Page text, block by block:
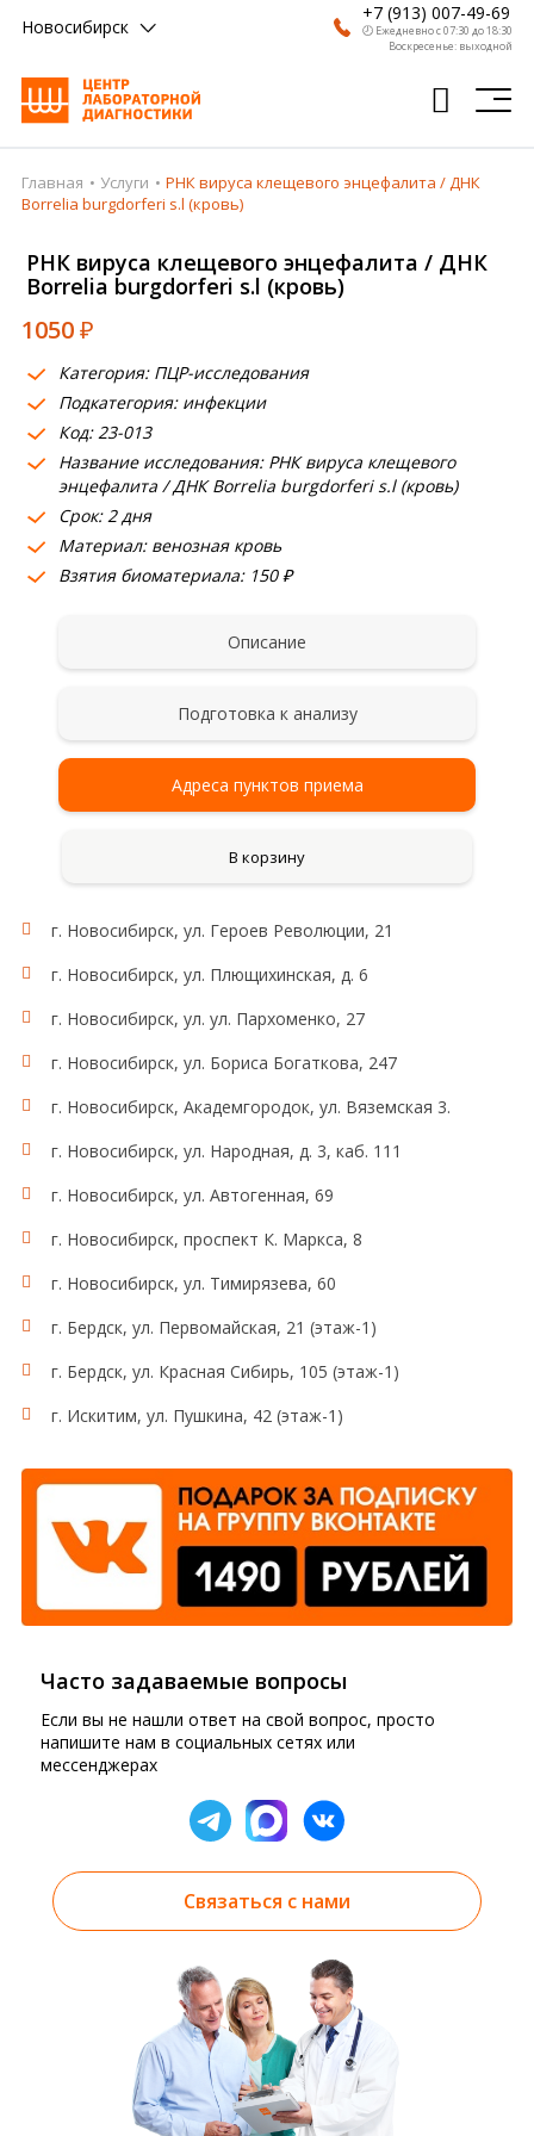
Новосибирск
+7 (913) 007-49-69
🕗 Ежедневно с 07:30 до 18:30
Воскресенье: выходной
Главная
Врачи
Получить результат
Пациентам
О компании
Где сдать
Партнерам
Главная Услуги
РНК вируса клещевого энцефалита / ДНК
Borrelia burgdorferi s.l (кровь)
РНК вируса клещевого энцефалита / ДНК
Borrelia burgdorferi s.l (кровь)
1050₽
Категория: ПЦР-исследования
Подкатегория: инфекции
Код: 23-013
Название исследования: РНК вируса клещевого
энцефалита / ДНК Borrelia burgdorferi s.l (кровь)
Срок: 2 дня
Материал: венозная кровь
Взятия биоматериала: 150 ₽
Описание
Подготовка к анализу
Адреса пунктов приема
В корзину
г. Новосибирск, ул. Героев Революции, 21
г. Новосибирск, ул. Плющихинская, д. 6
г. Новосибирск, ул. ул. Пархоменко, 27
г. Новосибирск, ул. Бориса Богаткова, 247
г. Новосибирск, Академгородок, ул. Вяземская 3.
г. Новосибирск, ул. Народная, д. 3, каб. 111
г. Новосибирск, ул. Автогенная, 69
г. Новосибирск, проспект К. Маркса, 8
г. Новосибирск, ул. Тимирязева, 60
г. Бердск, ул. Первомайская, 21 (этаж-1)
г. Бердск, ул. Красная Сибирь, 105 (этаж-1)
г. Искитим, ул. Пушкина, 42 (этаж-1)
Часто задаваемые вопросы
Если вы не нашли ответ на свой вопрос, просто
напишите нам в социальных сетях или
мессенджерах
Связаться с нами